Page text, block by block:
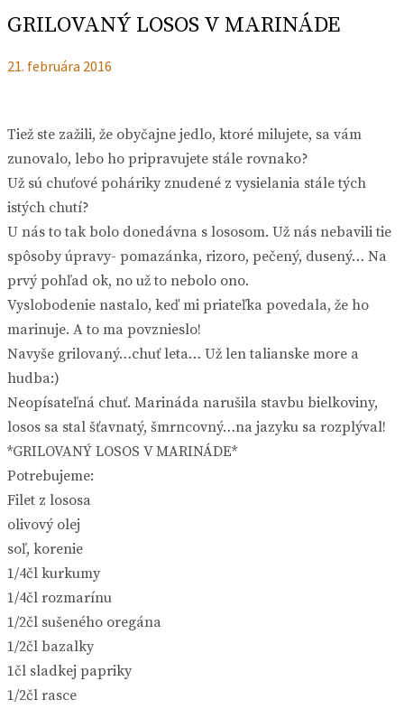
GRILOVANÝ LOSOS V MARINÁDE
21. februára 2016
Tiež ste zažili, že obyčajne jedlo, ktoré milujete, sa vám
zunovalo, lebo ho pripravujete stále rovnako?
Už sú chuťové poháriky znudené z vysielania stále tých
istých chutí?
U nás to tak bolo donedávna s lososom. Už nás nebavili tie
spôsoby úpravy- pomazánka, rizoro, pečený, dusený… Na
prvý pohľad ok, no už to nebolo ono.
Vyslobodenie nastalo, keď mi priateľka povedala, že ho
marinuje. A to ma povznieslo!
Navyše grilovaný…chuť leta… Už len talianske more a
hudba:)
Neopísateľná chuť. Marináda narušila stavbu bielkoviny,
losos sa stal šťavnatý, šmrncovný…na jazyku sa rozplýval!
*GRILOVANÝ LOSOS V MARINÁDE*
Potrebujeme:
Filet z lososa
olivový olej
soľ, korenie
1/4čl kurkumy
1/4čl rozmarínu
1/2čl sušeného oregána
1/2čl bazalky
1čl sladkej papriky
1/2čl rasce